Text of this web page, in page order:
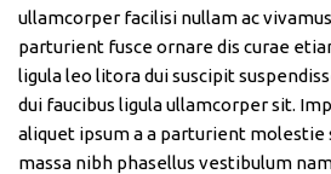
ullamcorper facilisi nullam ac
parturient fusce ornare dis curae
ligula leo litora dui suscipit
dui faucibus ligula ullamcorper sit.
aliquet ipsum a a parturient molestie
massa nibh phasellus vestibulum